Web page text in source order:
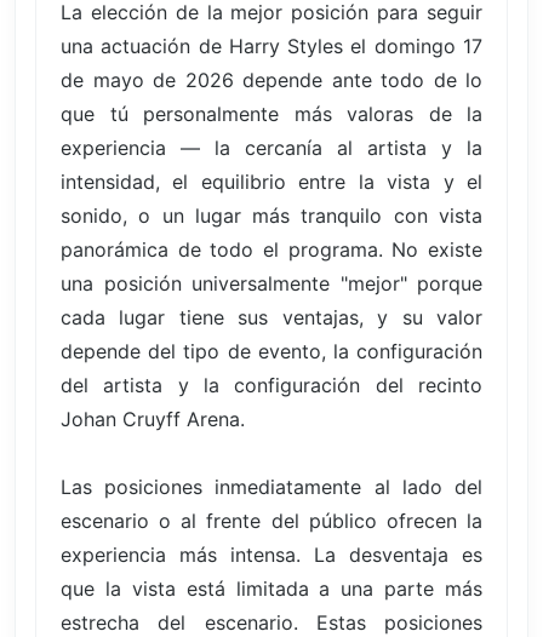
La elección de la mejor posición para seguir
una actuación de Harry Styles el domingo 17
de mayo de 2026 depende ante todo de lo
que tú personalmente más valoras de la
experiencia — la cercanía al artista y la
intensidad, el equilibrio entre la vista y el
sonido, o un lugar más tranquilo con vista
panorámica de todo el programa. No existe
una posición universalmente "mejor" porque
cada lugar tiene sus ventajas, y su valor
depende del tipo de evento, la configuración
del artista y la configuración del recinto
Johan Cruyff Arena.
Las posiciones inmediatamente al lado del
escenario o al frente del público ofrecen la
experiencia más intensa. La desventaja es
que la vista está limitada a una parte más
estrecha del escenario. Estas posiciones